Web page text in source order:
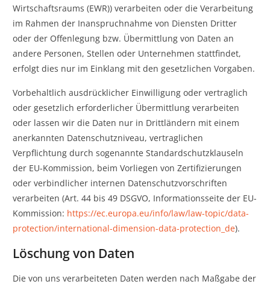
Wirtschaftsraums (EWR)) verarbeiten oder die Verarbeitung
im Rahmen der Inanspruchnahme von Diensten Dritter
oder der Offenlegung bzw. Übermittlung von Daten an
andere Personen, Stellen oder Unternehmen stattfindet,
erfolgt dies nur im Einklang mit den gesetzlichen Vorgaben.
Vorbehaltlich ausdrücklicher Einwilligung oder vertraglich
oder gesetzlich erforderlicher Übermittlung verarbeiten
oder lassen wir die Daten nur in Drittländern mit einem
anerkannten Datenschutzniveau, vertraglichen
Verpflichtung durch sogenannte Standardschutzklauseln
der EU-Kommission, beim Vorliegen von Zertifizierungen
oder verbindlicher internen Datenschutzvorschriften
verarbeiten (Art. 44 bis 49 DSGVO, Informationsseite der EU-
Kommission: https://ec.europa.eu/info/law/law-topic/data-
protection/international-dimension-data-protection_de).
Löschung von Daten
Die von uns verarbeiteten Daten werden nach Maßgabe der